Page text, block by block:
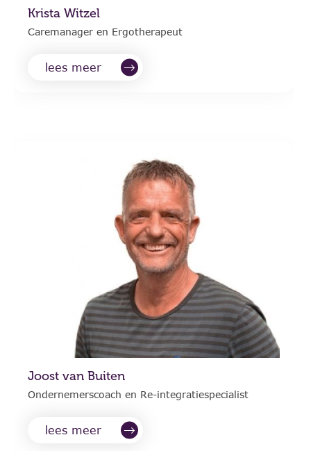
Krista Witzel
Caremanager en Ergotherapeut
lees meer
Joost van Buiten
Ondernemerscoach en Re-integratiespecialist
lees meer